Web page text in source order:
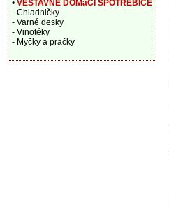
• VESTAVNÉ DOMàCÍ SPOTŘEBIČE
- Chladničky
- Varné desky
- Vinotéky
- Myčky a pračky